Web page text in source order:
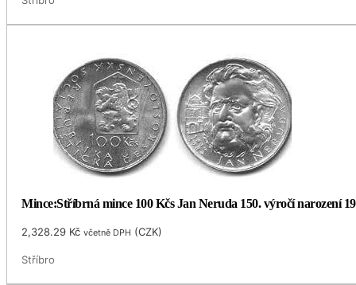
Mince:Stříbrná mince 100 Kčs Jan Neruda 150. výročí narození
2,328.29 Kč včetně DPH (CZK)
Stříbro